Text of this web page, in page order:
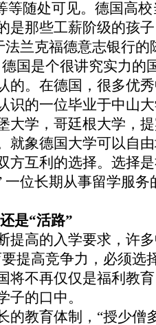
等随处可见。德国高
是那些工薪阶级的孩
法兰克福德意志银行
是个很讲究实力的
的。在德国，很多优
识的一位毕业于中山
大学，哥廷根大学，
就象德国大学可以自
方互利的选择。选择
一位长期从事留学服
是“活路”
高的入学要求，许多
要提高竞争力，必须选
将不再仅仅是福利教
子的口中。
教育体制，“授少僧多